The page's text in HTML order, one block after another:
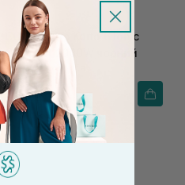
COIFIN
COIFIN Extra Korto 6 Ionic
Compact 2000W чорний
Фен для волосся
2 190₴